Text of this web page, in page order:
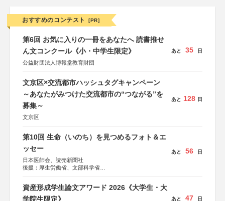
おすすめのコンテスト [PR]
第6回 お気に入りの一冊をあなたへ 読書推せ
ん文コンクール《小・中学生限定》
公益財団法人博報堂教育財団
あと 35 日
文京区×交流都市ハッシュタグキャンペーン
～あなたがみつけた交流都市の“つながる”を
募集～
文京区
あと 128 日
第10回 生命（いのち）を見つめるフォト＆エ
ッセー
日本医師会、読売新聞社
後援：厚生労働省、文部科学省
しん生命保険株式会社
あと 56 日
資産形成学生論文アワード 2026《大学生・大
学院生限定》
あと 47 日